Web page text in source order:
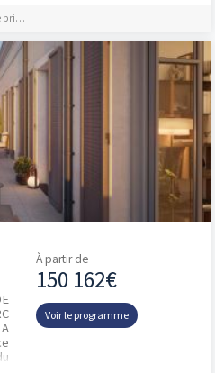
/ PTZ
À partir de
150 162€
Voir le programme